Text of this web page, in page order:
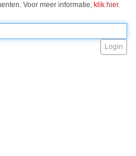
Voor meer informatie, klik hier.
Login